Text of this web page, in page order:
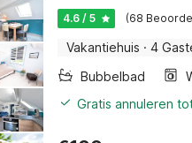
4.6 / 5 (68
Vakantiehuis · 4
Bubbelbad
Gratis annuleren